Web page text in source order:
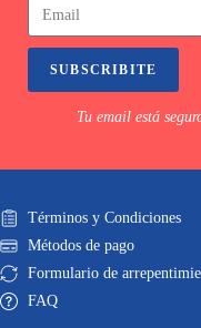
SUBSCRIBITE
Tu email está
Términos y Condiciones
Métodos de pago
Formulario de
FAQ